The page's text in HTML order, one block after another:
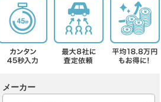
メーカー